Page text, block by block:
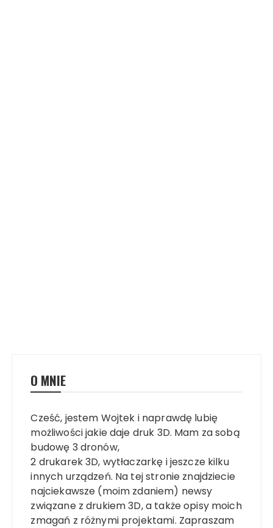
O MNIE
Cześć, jestem Wojtek i naprawdę lubię
możliwości jakie daje druk 3D. Mam za sobą
budowę 3 dronów,
2 drukarek 3D, wytłaczarkę i jeszcze kilku
innych urządzeń. Na tej stronie znajdziecie
najciekawsze (moim zdaniem) newsy
związane z drukiem 3D, a także opisy moich
zmagań z różnymi projektami. Zapraszam